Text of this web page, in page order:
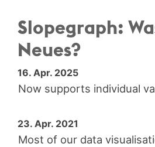
Slopegraph:
Neues?
16. Apr. 2025
Now supports individual
23. Apr. 2021
Most of our data